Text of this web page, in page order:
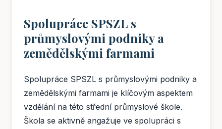
Spolupráce SPSZL s
průmyslovými podniky a
zemědělskými farmami
Spolupráce SPSZL s průmyslovými podniky a
zemědělskými farmami je klíčovým aspektem
vzdělání na této střední průmyslové škole.
Škola se aktivně angažuje ve spolupráci s